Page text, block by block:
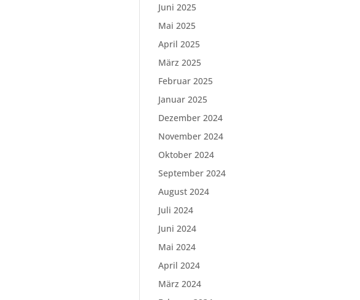
Juni 2025
Mai 2025
April 2025
März 2025
Februar 2025
Januar 2025
Dezember 2024
November 2024
Oktober 2024
September 2024
August 2024
Juli 2024
Juni 2024
Mai 2024
April 2024
März 2024